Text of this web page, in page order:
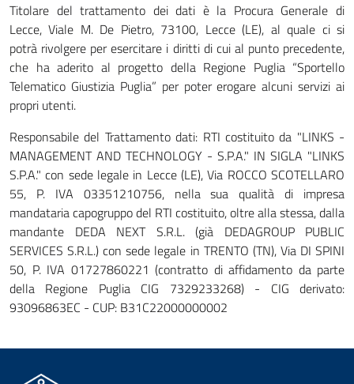
Titolare del trattamento dei dati è la Procura Generale di
Lecce, Viale M. De Pietro, 73100, Lecce (LE), al quale ci si
potrà rivolgere per esercitare i diritti di cui al punto precedente,
che ha aderito al progetto della Regione Puglia “Sportello
Telematico Giustizia Puglia” per poter erogare alcuni servizi ai
propri utenti.
Responsabile del Trattamento dati: RTI costituito da "LINKS -
MANAGEMENT AND TECHNOLOGY - S.P.A." IN SIGLA "LINKS
S.P.A." con sede legale in Lecce (LE), Via ROCCO SCOTELLARO
55, P. IVA 03351210756, nella sua qualità di impresa
mandataria capogruppo del RTI costituito, oltre alla stessa, dalla
mandante DEDA NEXT S.R.L. (già DEDAGROUP PUBLIC
SERVICES S.R.L.) con sede legale in TRENTO (TN), Via DI SPINI
50, P. IVA 01727860221 (contratto di affidamento da parte
della Regione Puglia CIG 7329233268) - CIG derivato:
93096863EC - CUP: B31C22000000002